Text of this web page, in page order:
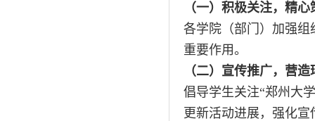
（一）积极关注，精心
各学院（部门）加强
重要作用。
（二）宣传推广，营造
倡导学生关注“郑州大
更新活动进展，强化